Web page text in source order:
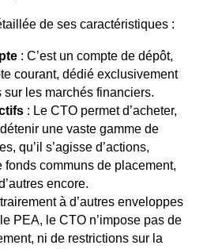
de ses caractéristiques :
: C’est un compte de dépôt,
courant, dédié exclusivement
sur les marchés financiers.
: Le CTO permet d’acheter,
une vaste gamme de
qu’il s’agisse d’actions,
fonds communs de placement,
encore.
à d’autres enveloppes
PEA, le CTO n’impose pas de
ni de restrictions sur la